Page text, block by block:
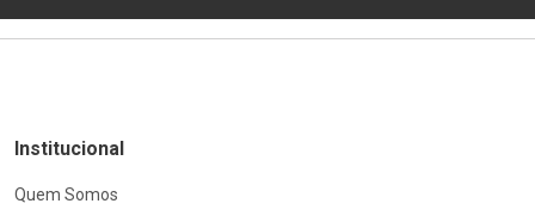
Institucional
Quem Somos